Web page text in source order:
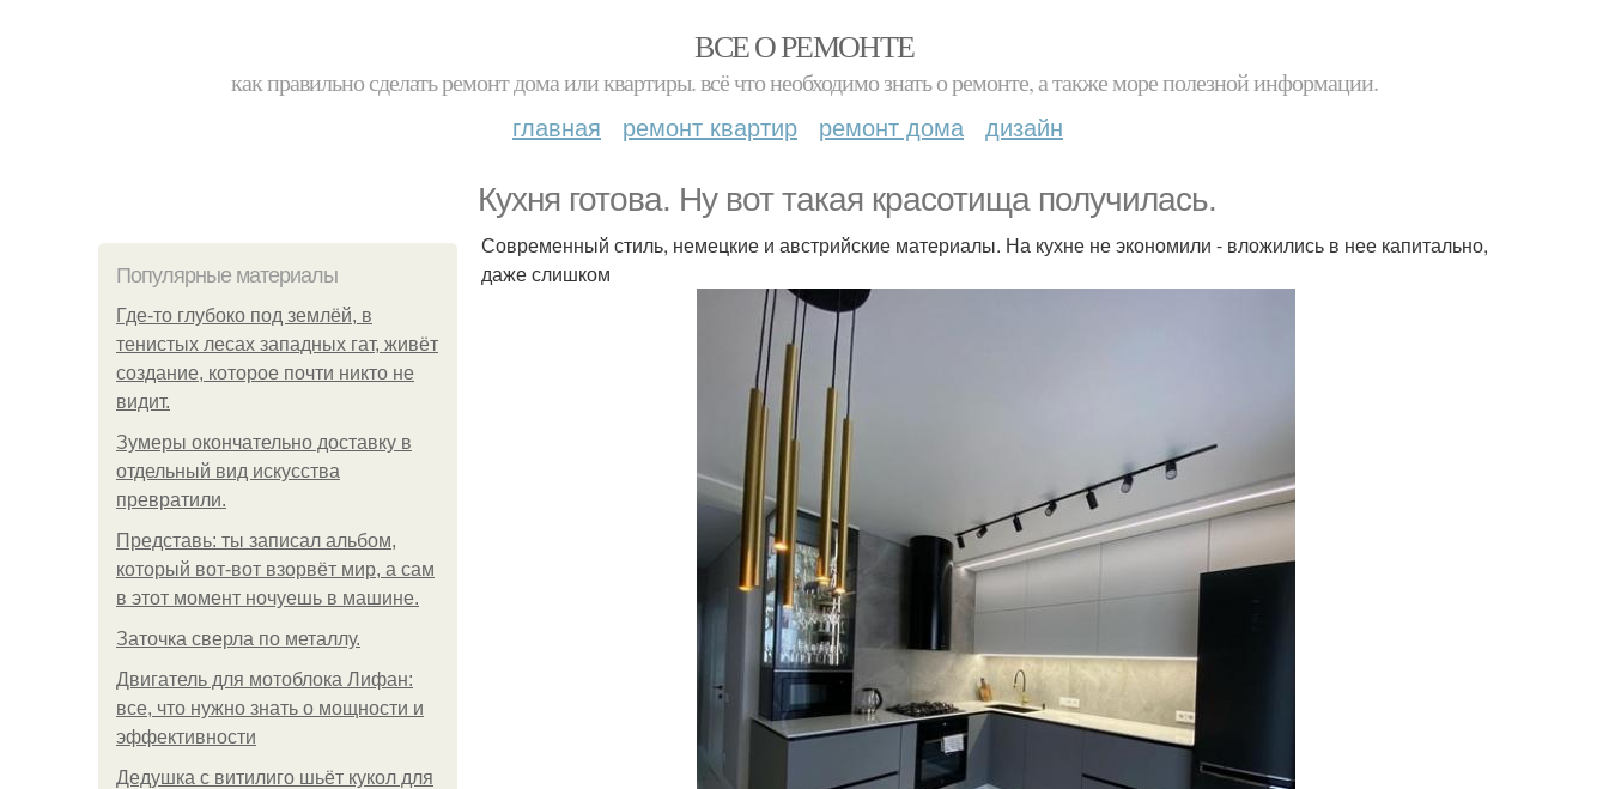
ВСЕ О РЕМОНТЕ
как правильно сделать ремонт дома или квартиры. всё что необходимо знать о ремонте, а также море полезной информации.
главная ремонт квартир ремонт дома дизайн
Кухня готова. Ну вот такая красотища получилась.
Популярные материалы
Где-то глубоко под землёй, в
тенистых лесах западных гат, живёт
создание, которое почти никто не
видит.
Зумеры окончательно доставку в
отдельный вид искусства
превратили.
Представь: ты записал альбом,
который вот-вот взорвёт мир, а сам
в этот момент ночуешь в машине.
Заточка сверла по металлу.
Двигатель для мотоблока Лифан:
все, что нужно знать о мощности и
эффективности
Дедушка с витилиго шьёт кукол для
Современный стиль, немецкие и австрийские материалы. На кухне не экономили - вложились в нее капитально,
даже слишком